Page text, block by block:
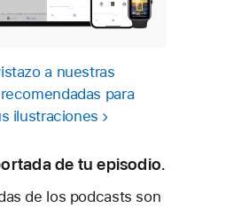
a nuestras
para
ilustraciones
de tu episodio.
de los podcasts son